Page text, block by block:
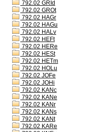
792.02 GRId
792.02 GROt
792.02 HAGr
792.02 HAGu
792.02 HALv
792.02 HEFt
792.02 HERe
792.02 HESt
792.02 HETm
792.02 HOLu
792.02 JOFe
792.02 JOHi
792.02 KANc
792.02 KANe
792.02 KANr
792.02 KANs
792.02 KANt
792.02 KARe